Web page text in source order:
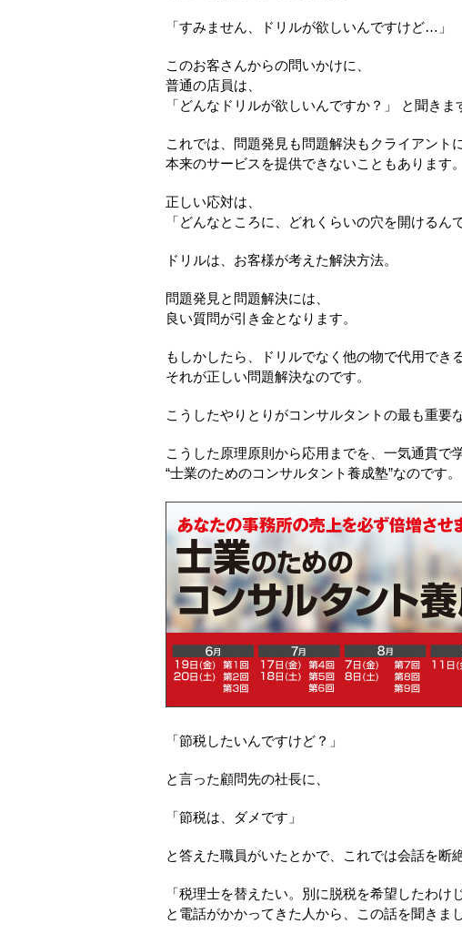
「すみません、ドリルが欲しいんですけど…」
このお客さんからの問いかけに、
普通の店員は、
「どんなドリルが欲しいんですか？」 と聞きま
これでは、問題発見も問題解決もクライアント
本来のサービスを提供できないこともあります。
正しい応対は、
「どんなところに、どれくらいの穴を開けるん
ドリルは、お客様が考えた解決方法。
問題発見と問題解決には、
良い質問が引き金となります。
もしかしたら、ドリルでなく他の物で代用でき
それが正しい問題解決なのです。
こうしたやりとりがコンサルタントの最も重要
こうした原理原則から応用までを、一気通貫で
“士業のためのコンサルタント養成塾”なのです。
「節税したいんですけど？」
と言った顧問先の社長に、
「節税は、ダメです」
と答えた職員がいたとかで、これでは会話を断
「税理士を替えたい。別に脱税を希望したわけ
と電話がかかってきた人から、この話を聞きまし